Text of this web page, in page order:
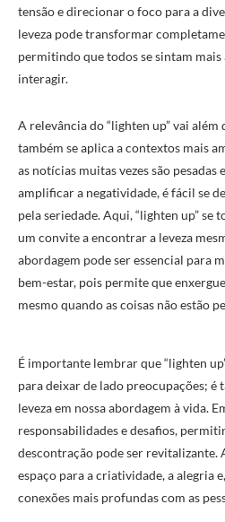
tensão e direcionar o foco para a
leveza pode transformar
permitindo que todos se sintam mais
interagir.
A relevância do “lighten up” vai
também se aplica a contextos mais
as notícias muitas vezes são pesadas
amplificar a negatividade, é fácil se
pela seriedade. Aqui, “lighten up” se
um convite a encontrar a leveza
abordagem pode ser essencial para
bem-estar, pois permite que
mesmo quando as coisas não estão
É importante lembrar que “lighten
para deixar de lado preocupações; é
leveza em nossa abordagem à vida.
responsabilidades e desafios,
descontração pode ser revitalizante.
espaço para a criatividade, a alegria
conexões mais profundas com as